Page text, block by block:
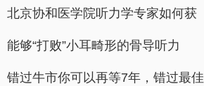
北京协和医学院听力学专家如何获
能够“打败”小耳畸形的骨导听力
错过牛市你可以再等7年，错过最佳